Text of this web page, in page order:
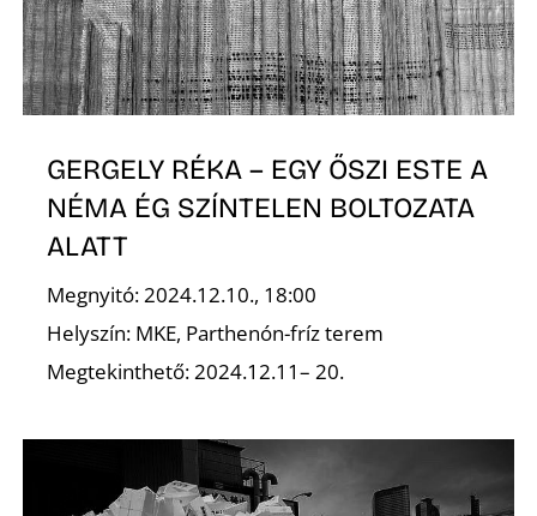
GERGELY RÉKA – EGY ŐSZI ESTE A
NÉMA ÉG SZÍNTELEN BOLTOZATA
ALATT
Megnyitó: 2024.12.10., 18:00
Helyszín: MKE, Parthenón-fríz terem
Megtekinthető: 2024.12.11– 20.